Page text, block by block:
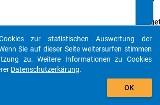
Ihre
im
auto_stories
add_shopping_cart
zur statistischen Auswertung der
Sie auf dieser Seite weitersurfen stimmen
zu. Weitere Informationen zu Cookies
Datenschutzerkärung.
OK